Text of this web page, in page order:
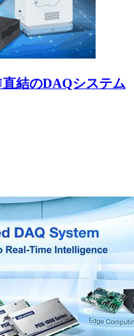
結のDAQシステム